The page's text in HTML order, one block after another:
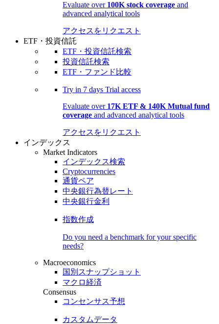
Evaluate over 100K stock coverage and
advanced analytical tools
アクセスをリクエスト
ETF・投資信託
ETF・投資信託検索
投資信託検索
ETF・ファンド比較
Try in 7 days Trial access
Evaluate over 17K ETF & 140K Mutual fund
coverage and advanced analytical tools
アクセスをリクエスト
インデックス
Market Indicators
インデックス検索
Cryptocurrencies
通貨ペア
中央銀行為替レート
中央銀行金利
指数作成
Do you need a benchmark for your specific
needs?
Macroeconomics
国別スナップショット
マクロ経済
Consensus
コンセンサス予想
カスタムデータ